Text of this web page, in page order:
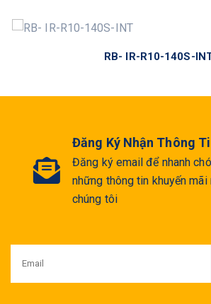
RB- IR-R10-140S-
Đăng Ký Nhận Thông
Đăng ký email để nhanh
những thông tin khuyến
chúng tôi